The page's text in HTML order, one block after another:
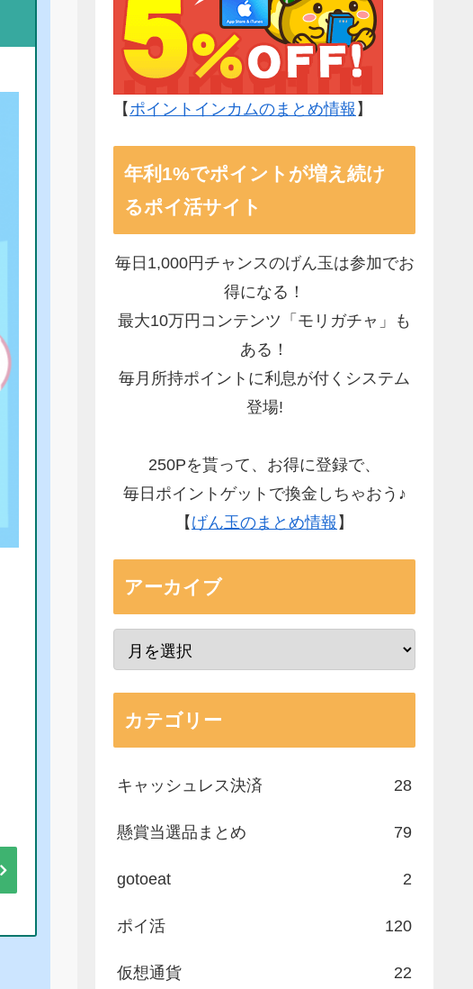
【 ポイントインカムのまとめ情報 】
年利1%でポイントが増え続け
るポイ活サイト
毎日1,000円チャンスのげん玉は参加でお
得になる！
最大10万円コンテンツ「モリガチャ」も
ある！
毎月所持ポイントに利息が付くシステム
登場!
250Pを貰って、お得に登録で、
毎日ポイントゲットで換金しちゃおう♪
【 げん玉のまとめ情報 】
アーカイブ
カテゴリー
キャッシュレス決済 28
懸賞当選品まとめ 79
gotoeat 2
ポイ活 120
仮想通貨 22